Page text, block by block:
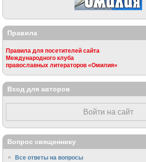
Правила
Правила для посетителей сайта
Международного клуба
православных литераторов «Омилия»
Вход для авторов
Войти на сайт
Вопрос священнику
Все ответы на вопросы